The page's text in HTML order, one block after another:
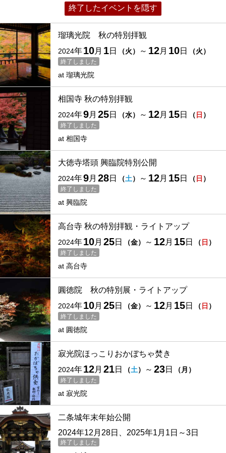
終了したイベントを隠す
瑠璃光院 秋の特別拝観
終了しました
2024年10月 1日 （火） ～ 12月 10日 （火）
at 瑠璃光院
相国寺 秋の特別拝観
終了しました
2024年9月 25日 （水） ～ 12月 15日 （日 ）
at 相国寺
大徳寺塔頭 興臨院特別公開
終了しました
2024年9月 28日 （土） ～ 12月 15日 （日 ）
at 興臨院
高台寺 秋の特別拝観・ライトアップ
終了しました
2024年10月 25日 （金） ～ 12月 15日 （日 ）
at 高台寺
圓徳院 秋の特別展・ライトアップ
終了しました
2024年10月 25日 （金） ～ 12月 15日 （日 ）
at 圓徳院
寂光院ほっこりおかぼちゃ焚き
終了しました
2024年12月 21日 （土） ～ 23日 （ 月 ）
at 寂光院
二条城年末年始公開
終了しました
2024年12月28日、2025年1月1日～3日